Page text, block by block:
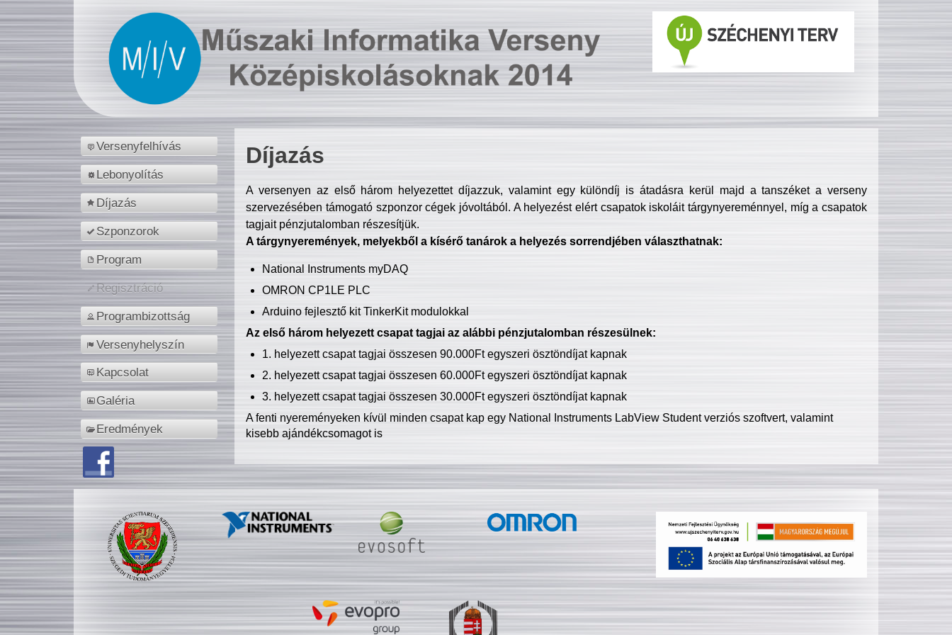
Versenyfelhívás
Lebonyolítás
Díjazás
Szponzorok
Program
Regisztráció
Programbizottság
Versenyhelyszín
Kapcsolat
Galéria
Eredmények
Díjazás
A versenyen az első három helyezettet díjazzuk, valamint egy különdíj is átadásra kerül majd a tanszéket a verseny
szervezésében támogató szponzor cégek jóvoltából. A helyezést elért csapatok iskoláit tárgynyereménnyel, míg a csapatok
tagjait pénzjutalomban részesítjük.
A tárgynyeremények, melyekből a kísérő tanárok a helyezés sorrendjében választhatnak:
National Instruments myDAQ
OMRON CP1LE PLC
Arduino fejlesztő kit TinkerKit modulokkal
Az első három helyezett csapat tagjai az alábbi pénzjutalomban részesülnek:
1. helyezett csapat tagjai összesen 90.000Ft egyszeri ösztöndíjat kapnak
2. helyezett csapat tagjai összesen 60.000Ft egyszeri ösztöndíjat kapnak
3. helyezett csapat tagjai összesen 30.000Ft egyszeri ösztöndíjat kapnak
A fenti nyereményeken kívül minden csapat kap egy National Instruments LabView Student verziós szoftvert, valamint
kisebb ajándékcsomagot is